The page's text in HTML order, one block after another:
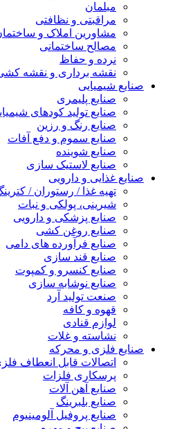
مراقبتی و نظافتی
مشاورین املاک و ساختمان
مصالح ساختمانی
نرده و حفاظ
نقشه برداری و نقشه کشی
شیمیایی
صنایع پلیمری
صنایع تولید کودهای شیمیایی
صنایع رنگ و رزین
صنایع سموم و دفع آفات
صنایع شوینده
صنایع لاستیک سازی
غذایی و دارویی
تهیه غذا / رستوران / کترینگ / چایخانه
شیرینی، پولکی و نبات
صنایع پزشکی و دارویی
صنایع روغن کشی
صنایع فرآورده های دامی
صنایع قند سازی
صنایع کنسرو و کمپوت
صنایع نوشابه سازی
صنعت تولید آرد
قهوه و کافه
لوازم قنادی
نشاسته و غلات
فلزی و محرکه
اتصالات قابل انعطاف فلزی
پرسکاری فلزات
صنایع آهن آلات
صنایع بلبرینگ
صنایع پروفیل آلومینیوم